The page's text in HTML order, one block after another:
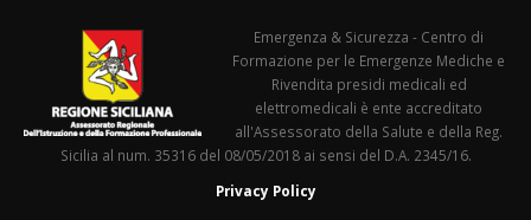
Emergenza & Sicurezza - Centro di
Formazione per le Emergenze Mediche e
Rivendita presidi medicali ed
elettromedicali è ente accreditato
all'Assessorato della Salute e della Reg.
Sicilia al num. 35316 del 08/05/2018 ai sensi del D.A. 2345/16.
Privacy Policy